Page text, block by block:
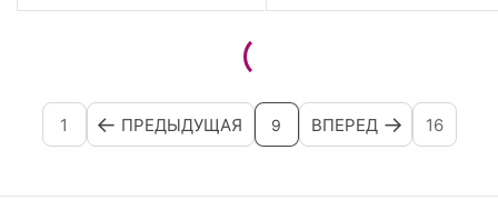
1 ПРЕДЫДУЩАЯ 9 ВПЕРЕД 16